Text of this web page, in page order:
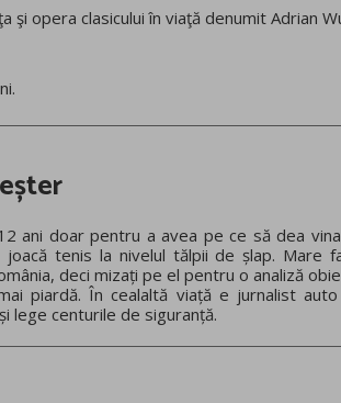
şi opera clasicului în viaţă denumit Adrian
ani doar pentru a avea pe ce să dea
joacă tenis la nivelul tălpii de șlap. Mare
deci mizați pe el pentru o analiză
piardă. În cealaltă viață e jurnalist
lege centurile de siguranță.